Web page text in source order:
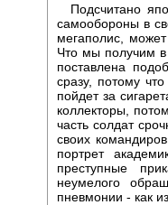
Подсчитано
самообороны в
мегаполис,
Что мы получим в
поставлена
сразу, потому
пойдет за
коллекторы,
часть солдат
своих
портрет
преступные
неумелого
пневмонии - как